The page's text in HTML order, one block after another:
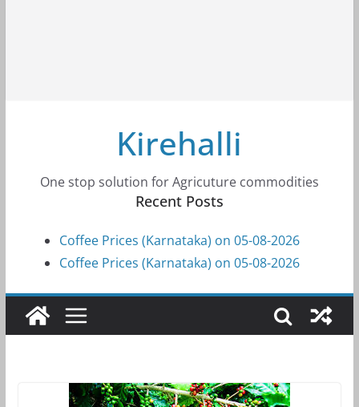
Kirehalli
One stop solution for Agricuture commodities
Recent Posts
Coffee Prices (Karnataka) on 05-08-2026
Coffee Prices (Karnataka) on 05-08-2026